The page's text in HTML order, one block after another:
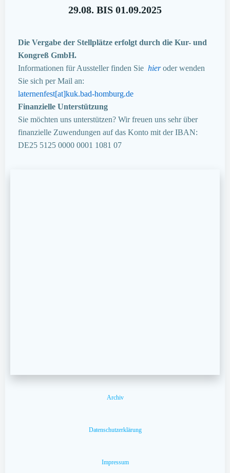
29.08. BIS 01.09.2025
Die Vergabe der Stellplätze erfolgt durch die Kur- und
Kongreß GmbH.
Informationen für Aussteller finden Sie hieroder wenden
Sie sich per Mail an:
laternenfest[at]kuk.bad-homburg.de
Finanzielle Unterstützung
Sie möchten uns unterstützen? Wir freuen uns sehr über
finanzielle Zuwendungen auf das Konto mit der IBAN:
DE25 5125 0000 0001 1081 07
Archiv
Datenschutzerklärung
Impressum